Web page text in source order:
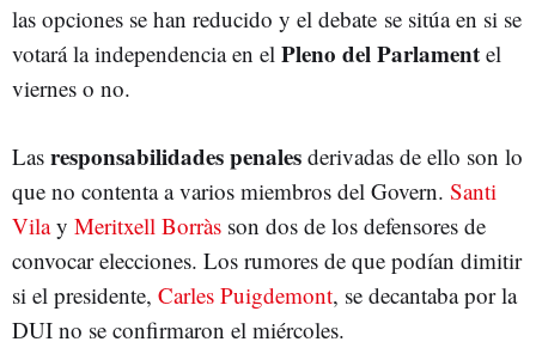
las opciones se han reducido y el debate se sitúa en si se
votará la independencia en el Pleno del Parlament el
viernes o no.
Las responsabilidades penales derivadas de ello son lo
que no contenta a varios miembros del Govern. Santi
Vilay Meritxell Borràs son dos de los defensores de
convocar elecciones. Los rumores de que podían dimitir
si el presidente, Carles Puigdemont, se decantaba por la
DUI no se confirmaron el miércoles.